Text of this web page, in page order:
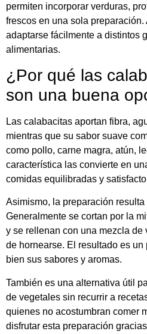
permiten incorporar verduras,
frescos en una sola preparación.
adaptarse fácilmente a distintos
alimentarias.
¿Por qué las
son una buena
Las calabacitas aportan fibra,
mientras que su sabor suave
como pollo, carne magra, atún,
característica las convierte en
comidas equilibradas y
Asimismo, la preparación resulta
Generalmente se cortan por la
y se rellenan con una mezcla de
de hornearse. El resultado es
bien sus sabores y aromas.
También es una alternativa útil
de vegetales sin recurrir a
quienes no acostumbran comer
disfrutar esta preparación